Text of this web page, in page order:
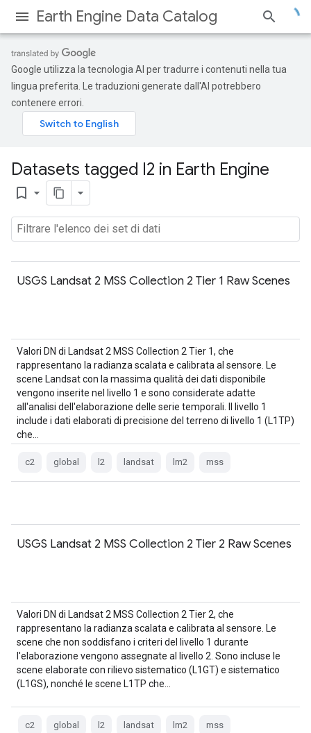
Earth Engine Data Catalog
Google utilizza la tecnologia AI per tradurre i contenuti nella tua
lingua preferita. Le traduzioni generate dall'AI potrebbero
contenere errori.
Datasets tagged l2 in Earth Engine
bookmark_border
USGS Landsat 2 MSS Collection 2 Tier 1 Raw Scenes
Valori DN di Landsat 2 MSS Collection 2 Tier 1, che
rappresentano la radianza scalata e calibrata al sensore. Le
scene Landsat con la massima qualità dei dati disponibile
vengono inserite nel livello 1 e sono considerate adatte
all'analisi dell'elaborazione delle serie temporali. Il livello 1
include i dati elaborati di precisione del terreno di livello 1 (L1TP)
che…
c2 global l2 landsat lm2 mss
USGS Landsat 2 MSS Collection 2 Tier 2 Raw Scenes
Valori DN di Landsat 2 MSS Collection 2 Tier 2, che
rappresentano la radianza scalata e calibrata al sensore. Le
scene che non soddisfano i criteri del livello 1 durante
l'elaborazione vengono assegnate al livello 2. Sono incluse le
scene elaborate con rilievo sistematico (L1GT) e sistematico
(L1GS), nonché le scene L1TP che…
c2 global l2 landsat lm2 mss